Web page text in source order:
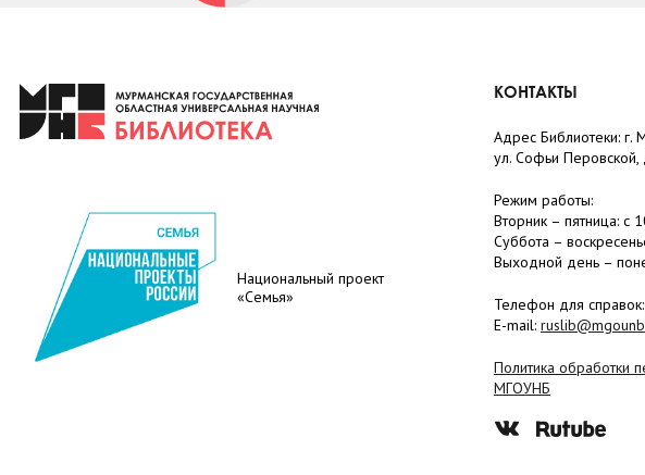
Национальный проект
«Семья»
КОНТАКТЫ
Адрес Библиотеки: г.
ул. Софьи Перовской,
Режим работы:
Вторник – пятница: с
Суббота – в
Выходной день –
Телефон для справок:
E-mail:
Политика обработки
МГОУНБ